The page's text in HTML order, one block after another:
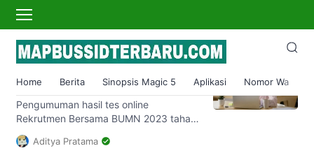
Home Berita Sinopsis Magic 5 Aplikasi Nomor Wa
bahasa inggris
Kisi kisi Tes Bahasa Inggris
2023
Pengumuman hasil tes online
Rekrutmen Bersama BUMN 2023 tahap
1 diumumkan Senin, 3 Juli 2023. Bagi
peserta yang lolos, tentunya harus
Aditya Pratama